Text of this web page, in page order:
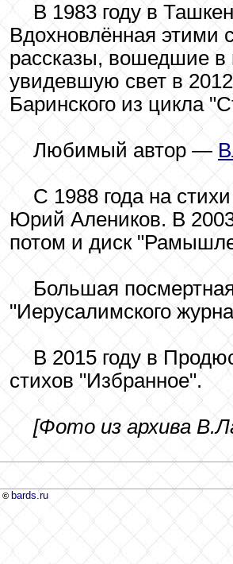
В 1983 году в
Вдохновлённая этими
рассказы, вошедшие в
увидевшую свет в
Баринского из цикла
Любимый автор —
С 1988 года на
Юрий Алеников. В
потом и диск
Большая
"Иерусалимского
В 2015 году в
стихов "Избранное".
[Фото из архива
© bards.ru